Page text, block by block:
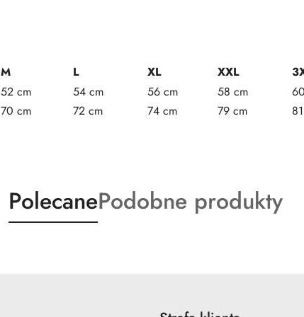
M L XL XXL
52 cm 54 cm 56 cm 58 cm
70 cm 72 cm 74 cm 79 cm
Produkty
o
PolecaneProdukty
o
Podobne produkty